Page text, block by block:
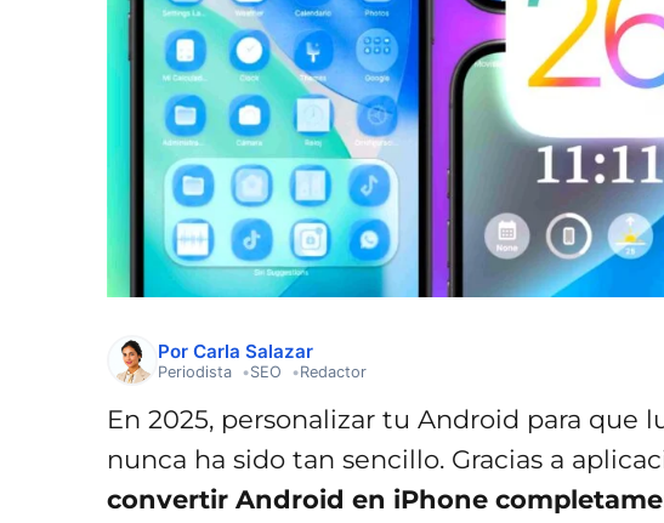
Por Carla Salazar
Periodista SEO Redactor
En 2025, personalizar tu Android para que
nunca ha sido tan sencillo. Gracias a
convertir Android en iPhone